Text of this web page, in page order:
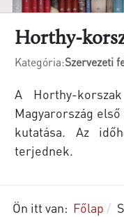
Horthy-
Kategória:Szervezeti
A Horthy-
Magyarország
kutatása. Az
terjednek.
Ön itt van: Főlap